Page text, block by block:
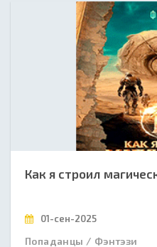
Как я строил
01-сен-2025
Попаданцы / Фэнтэзи